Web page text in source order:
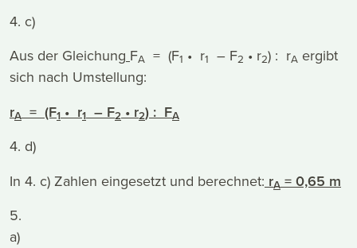
4. c)
Aus der Gleichung FA = (F1 • r1 – F2 • r2) : rA ergibt
sich nach Umstellung:
rA = (F1 • r1 – F2 • r2) : FA
4. d)
In 4. c) Zahlen eingesetzt und berechnet: rA = 0,65 m
5.
a)